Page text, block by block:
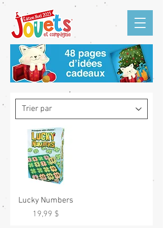
Lucky Numbers
Prix
19,99 $